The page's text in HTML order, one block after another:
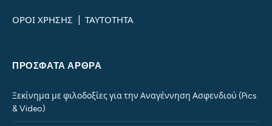
ΟΡΟΙ ΧΡΗΣΗΣ ΤΑΥΤΟΤΗΤΑ
ΠΡΌΣΦΑΤΑ ΆΡΘΡΑ
Ξεκίνημα με φιλοδοξίες για την Αναγέννηση Ασφενδιού (Pics
& Video)